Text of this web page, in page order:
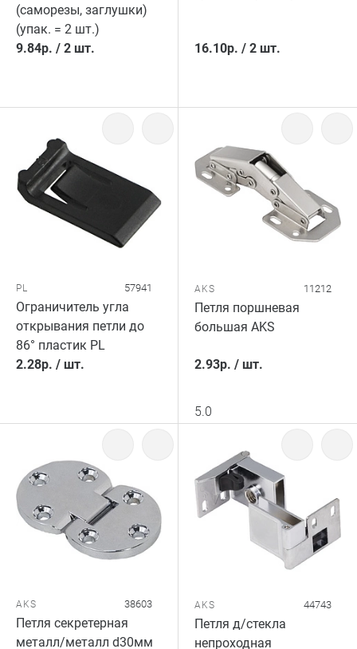
(саморезы, заглушки)
(упак. = 2 шт.)
9.84р. / 2 шт. 16.10р. / 2 шт.
PL 57941
Ограничитель угла
открывания петли до
86° пластик PL
2.28р. / шт.
AKS 11212
Петля поршневая
большая AKS
2.93р. / шт.
5.0
AKS 38603
Петля секретерная
металл/металл d30мм
AKS 44743
Петля д/стекла
непроходная